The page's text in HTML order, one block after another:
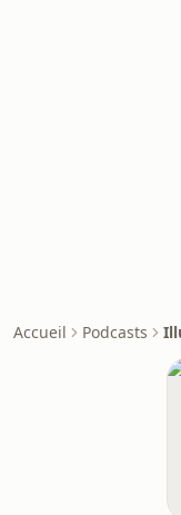
Accueil Podcasts